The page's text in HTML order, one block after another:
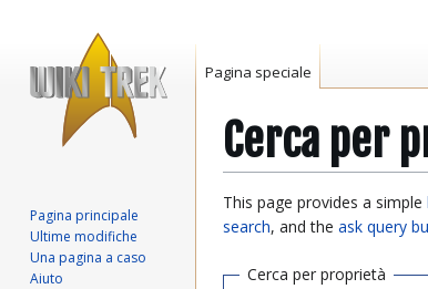
Cerca per
Vai
alla
Vai
alla
This page provides a simple
search, and the ask query
Cerca per proprietà
Pagina speciale
Pagina principale
Ultime modifiche
Una pagina a caso
Aiuto